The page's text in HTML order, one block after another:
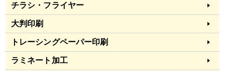
チラシ・フライヤー
大判印刷
トレーシングペーパー印刷
ラミネート加工